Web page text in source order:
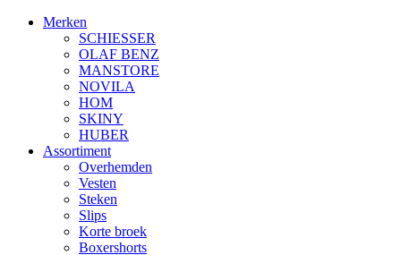
Merken
SCHIESSER
OLAF BENZ
MANSTORE
NOVILA
HOM
SKINY
HUBER
Assortiment
Overhemden
Vesten
Steken
Slips
Korte broek
Boxershorts